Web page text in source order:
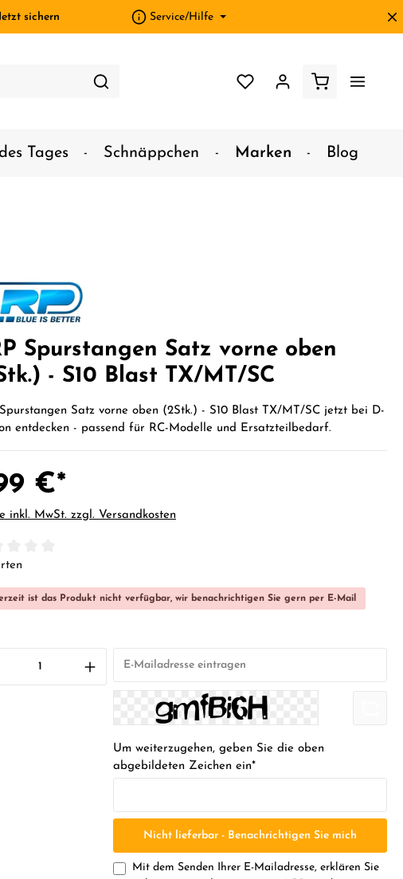
sichern Service/Hilfe
Tages Schnäppchen Marken Blog
Spurstangen Satz vorne oben
- S10 Blast TX/MT/SC
Satz vorne oben (2Stk.) - S10 Blast TX/MT/SC jetzt bei D-
entdecken - passend für RC-Modelle und Ersatzteilbedarf.
€*
inkl. MwSt. zzgl. Versandkosten
Bewertung von 0 von 5 Sternen
ist das Produkt nicht verfügbar, wir benachrichtigen Sie gern per E-Mail
Um weiterzugehen, geben Sie die oben
abgebildeten Zeichen ein*
Nicht lieferbar - Benachrichtigen Sie mich
Mit dem Senden Ihrer E-Mailadresse, erklären Sie